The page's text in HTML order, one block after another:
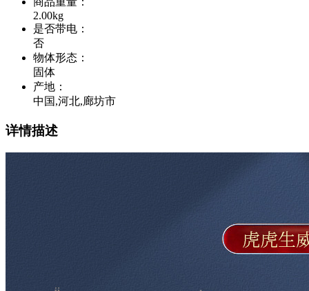
2.00kg
是否带电 ：
否
物体形态 ：
固体
产地 ：
中国,河北,廊坊市
详情描述